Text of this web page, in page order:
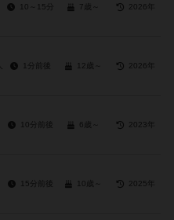
10～15分 7歳～ 2026年
1分前後 12歳～ 2026年
10分前後 6歳～ 2023年
15分前後 10歳～ 2025年